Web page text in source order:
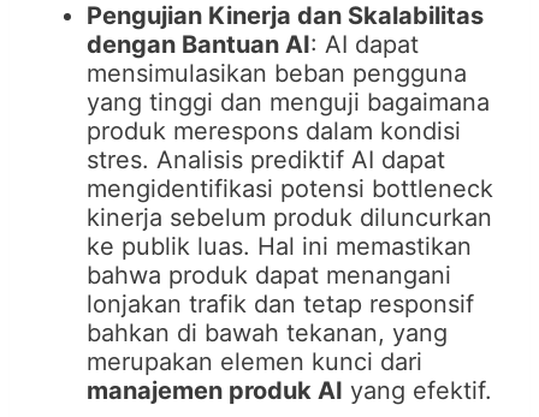
Pengujian Kinerja dan Skalabilitas
dengan Bantuan AI: AI dapat
mensimulasikan beban pengguna
yang tinggi dan menguji bagaimana
produk merespons dalam kondisi
stres. Analisis prediktif AI dapat
mengidentifikasi potensi bottleneck
kinerja sebelum produk diluncurkan
ke publik luas. Hal ini memastikan
bahwa produk dapat menangani
lonjakan trafik dan tetap responsif
bahkan di bawah tekanan, yang
merupakan elemen kunci dari
manajemen produk AI yang efektif.